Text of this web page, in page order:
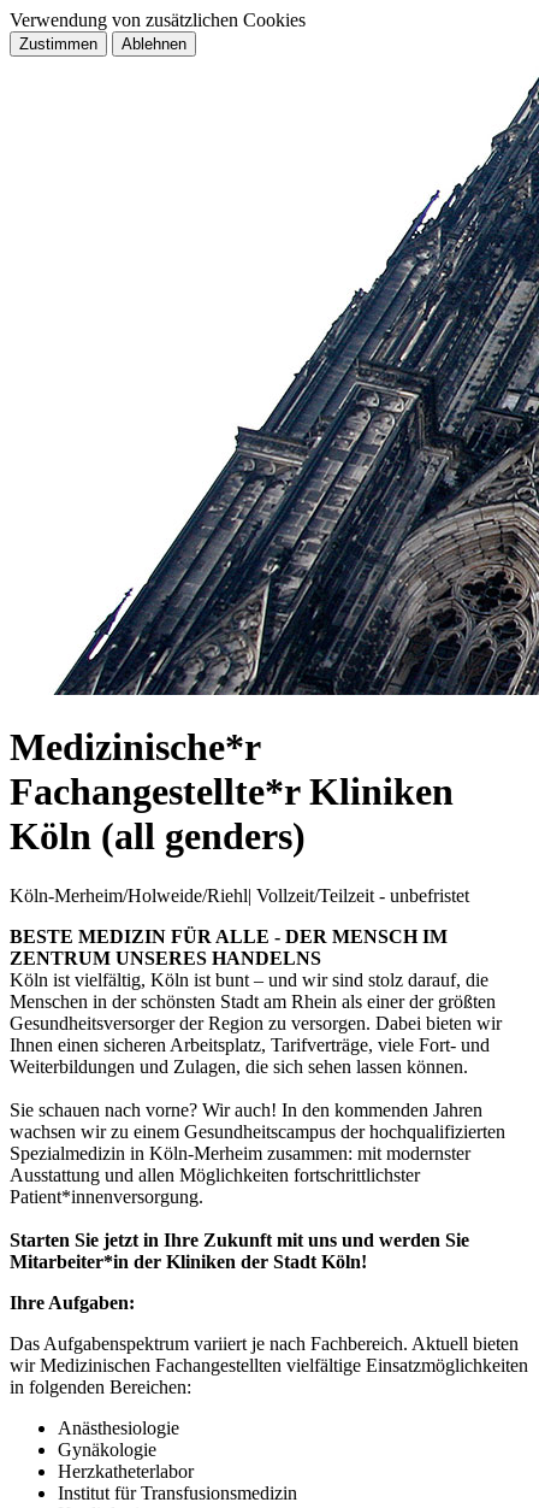
Verwendung von zusätzlichen Cookies
Zustimmen Ablehnen
Medizinische*r
Fachangestellte*r Kliniken
Köln (all genders)
Köln-Merheim/Holweide/Riehl| Vollzeit/Teilzeit - unbefristet
BESTE MEDIZIN FÜR ALLE - DER MENSCH IM
ZENTRUM UNSERES HANDELNS
Köln ist vielfältig, Köln ist bunt – und wir sind stolz darauf, die
Menschen in der schönsten Stadt am Rhein als einer der größten
Gesundheitsversorger der Region zu versorgen. Dabei bieten wir
Ihnen einen sicheren Arbeitsplatz, Tarifverträge, viele Fort- und
Weiterbildungen und Zulagen, die sich sehen lassen können.
Sie schauen nach vorne? Wir auch! In den kommenden Jahren
wachsen wir zu einem Gesundheitscampus der hochqualifizierten
Spezialmedizin in Köln-Merheim zusammen: mit modernster
Ausstattung und allen Möglichkeiten fortschrittlichster
Patient*innenversorgung.
Starten Sie jetzt in Ihre Zukunft mit uns und werden Sie
Mitarbeiter*in der Kliniken der Stadt Köln!
Ihre Aufgaben:
Das Aufgabenspektrum variiert je nach Fachbereich. Aktuell bieten
wir Medizinischen Fachangestellten vielfältige Einsatzmöglichkeiten
in folgenden Bereichen:
Anästhesiologie
Gynäkologie
Herzkatheterlabor
Institut für Transfusionsmedizin